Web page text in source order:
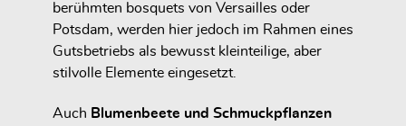
berühmten bosquets von Versailles oder
Potsdam, werden hier jedoch im Rahmen eines
Gutsbetriebs als bewusst kleinteilige, aber
stilvolle Elemente eingesetzt.
Auch Blumenbeete und Schmuckpflanzen